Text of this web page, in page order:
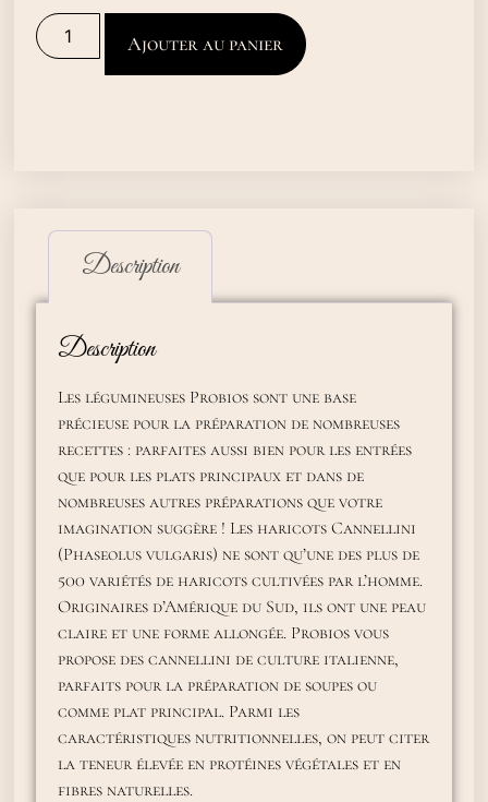
Ajouter au panier
Description
Description
Les légumineuses Probios sont une base
précieuse pour la préparation de nombreuses
recettes : parfaites aussi bien pour les entrées
que pour les plats principaux et dans de
nombreuses autres préparations que votre
imagination suggère ! Les haricots Cannellini
(Phaseolus vulgaris) ne sont qu’une des plus de
500 variétés de haricots cultivées par l’homme.
Originaires d’Amérique du Sud, ils ont une peau
claire et une forme allongée. Probios vous
propose des cannellini de culture italienne,
parfaits pour la préparation de soupes ou
comme plat principal. Parmi les
caractéristiques nutritionnelles, on peut citer
la teneur élevée en protéines végétales et en
fibres naturelles.